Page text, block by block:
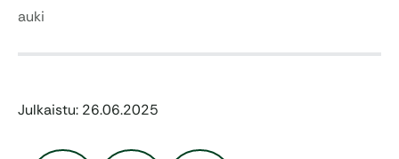
auki
Julkaistu: 26.06.2025